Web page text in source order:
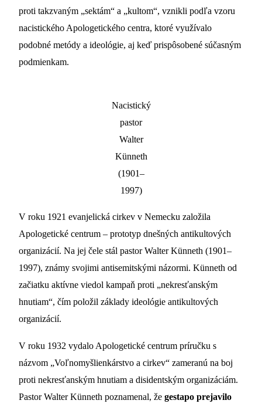
proti takzvaným „sektám“ a „kultom“, vznikli podľa vzoru
nacistického Apologetického centra, ktoré využívalo
podobné metódy a ideológie, aj keď prispôsobené súčasným
podmienkam.
Nacistický
pastor
Walter
Künneth
(1901–
1997)
V roku 1921 evanjelická cirkev v Nemecku založila
Apologetické centrum – prototyp dnešných antikultových
organizácií. Na jej čele stál pastor Walter Künneth (1901–
1997), známy svojimi antisemitskými názormi. Künneth od
začiatku aktívne viedol kampaň proti „nekresťanským
hnutiam“, čím položil základy ideológie antikultových
organizácií.
V roku 1932 vydalo Apologetické centrum príručku s
názvom „Voľnomyšlienkárstvo a cirkev“ zameranú na boj
proti nekresťanským hnutiam a disidentským organizáciám.
Pastor Walter Künneth poznamenal, že gestapo prejavilo